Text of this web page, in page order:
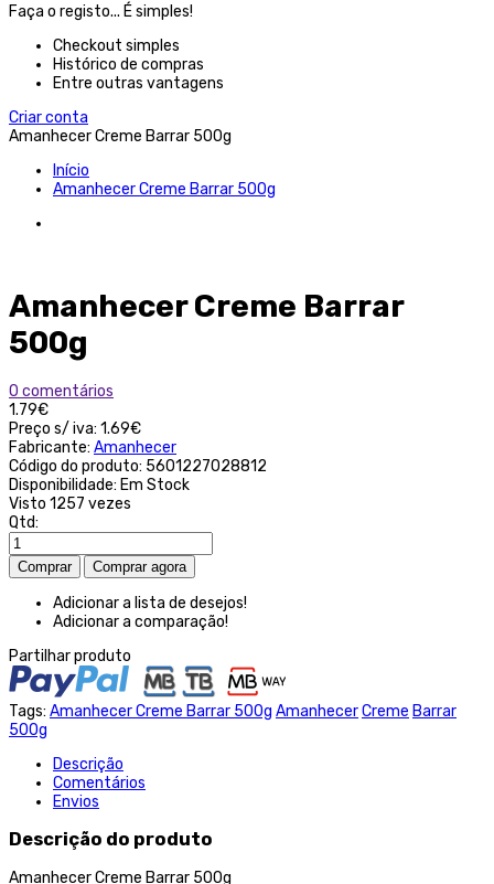
Faça o registo... É simples!
Checkout simples
Histórico de compras
Entre outras vantagens
Criar conta
Amanhecer Creme Barrar 500g
Início
Amanhecer Creme Barrar 500g
Amanhecer Creme Barrar
500g
0 comentários
1.79€
Preço s/ iva: 1.69€
Fabricante: Amanhecer
Código do produto: 5601227028812
Disponibilidade: Em Stock
Visto 1257 vezes
Qtd:
Adicionar a lista de desejos!
Adicionar a comparação!
Partilhar produto
Tags: Amanhecer Creme Barrar 500g AmanhecerCreme Barrar
500g
Descrição
Comentários
Envios
Descrição do produto
Amanhecer Creme Barrar 500g